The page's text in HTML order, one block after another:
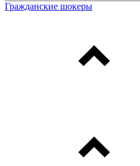
Гражданские шокеры